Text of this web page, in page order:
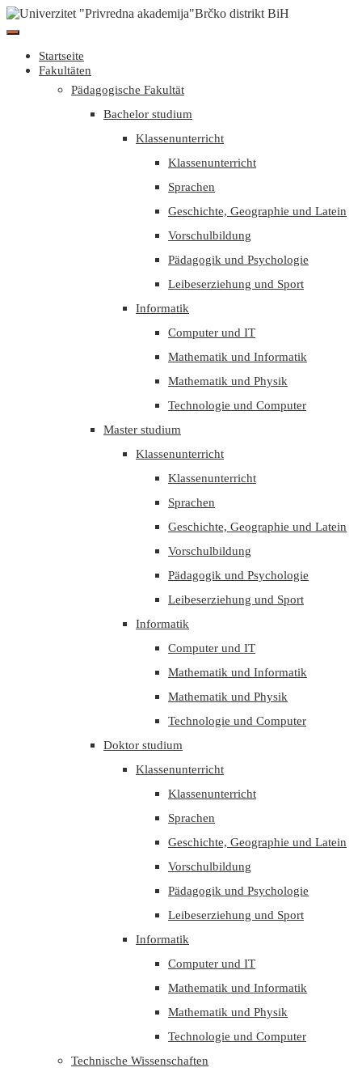
Startseite
Fakultäten
Pädagogische Fakultät
Bachelor studium
Klassenunterricht
Klassenunterricht
Sprachen
Geschichte, Geographie und Latein
Vorschulbildung
Pädagogik und Psychologie
Leibeserziehung und Sport
Informatik
Computer und IT
Mathematik und Informatik
Mathematik und Physik
Technologie und Computer
Master studium
Klassenunterricht
Klassenunterricht
Sprachen
Geschichte, Geographie und Latein
Vorschulbildung
Pädagogik und Psychologie
Leibeserziehung und Sport
Informatik
Computer und IT
Mathematik und Informatik
Mathematik und Physik
Technologie und Computer
Doktor studium
Klassenunterricht
Klassenunterricht
Sprachen
Geschichte, Geographie und Latein
Vorschulbildung
Pädagogik und Psychologie
Leibeserziehung und Sport
Informatik
Computer und IT
Mathematik und Informatik
Mathematik und Physik
Technologie und Computer
Technische Wissenschaften